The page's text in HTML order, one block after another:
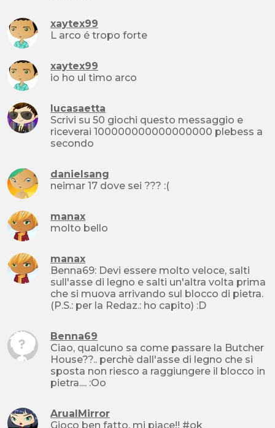
xaytex99
L arco é tropo forte
xaytex99
io ho ul timo arco
lucasaetta
Scrivi su 50 giochi questo messaggio e
riceverai 100000000000000000 plebess a
secondo
danielsang
neimar 17 dove sei ??? :(
manax
molto bello
manax
Benna69: Devi essere molto veloce, salti
sull'asse di legno e salti un'altra volta prima
che si muova arrivando sul blocco di pietra.
(P.S.: per la Redaz.: ho capito) :D
Benna69
Ciao, qualcuno sa come passare la Butcher
House??.. perchè dall'asse di legno che si
sposta non riesco a raggiungere il blocco in
pietra.... :Oo
ArualMirror
Gioco ben fatto, mi piace!! #ok